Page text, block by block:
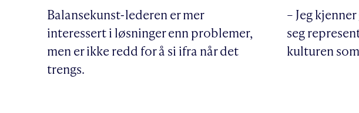
Balansekunst-lederen er mer
interessert i løsninger enn problemer,
men er ikke redd for å si ifra når det
trengs.
– Jeg
seg
kulturen